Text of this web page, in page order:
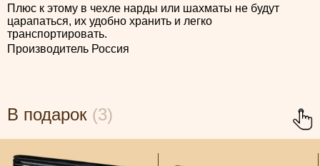
Плюс к этому в чехле нарды или шахматы не будут
царапаться, их удобно хранить и легко
транспортировать.
Производитель Россия
В подарок (3)